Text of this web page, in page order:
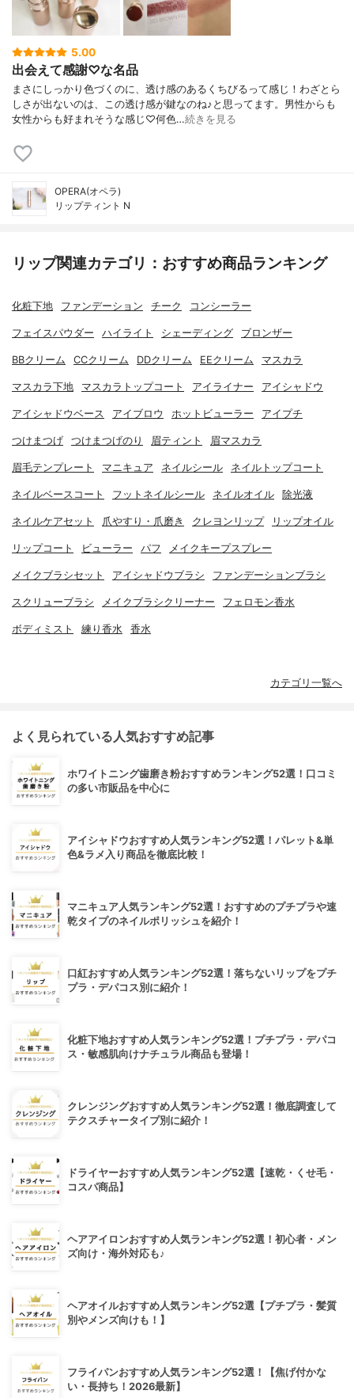
5.00
出会えて感謝♡な名品
まさにしっかり色づくのに、透け感のあるくちびるって感じ！わざとら
しさが出ないのは、この透け感が鍵なのね♪と思ってます。男性からも
女性からも好まれそうな感じ♡何色…続きを見る
OPERA(オペラ)
リップティント N
リップ関連カテゴリ：おすすめ商品ランキング
化粧下地 ファンデーション チーク コンシーラー
フェイスパウダー ハイライト シェーディング ブロンザー
BBクリーム CCクリーム DDクリーム EEクリーム マスカラ
マスカラ下地 マスカラトップコート アイライナー アイシャドウ
アイシャドウベース アイブロウ ホットビューラー アイプチ
つけまつげ つけまつげのり 眉ティント 眉マスカラ
眉毛テンプレート マニキュア ネイルシール ネイルトップコート
ネイルベースコート フットネイルシール ネイルオイル 除光液
ネイルケアセット 爪やすり・爪磨き クレヨンリップ リップオイル
リップコート ビューラー パフ メイクキープスプレー
メイクブラシセット アイシャドウブラシ ファンデーションブラシ
スクリューブラシ メイクブラシクリーナー フェロモン香水
ボディミスト 練り香水 香水
カテゴリ一覧へ
よく見られている人気おすすめ記事
ホワイトニング歯磨き粉おすすめランキング52選！口コミ
の多い市販品を中心に
アイシャドウおすすめ人気ランキング52選！パレット&単
色&ラメ入り商品を徹底比較！
マニキュア人気ランキング52選！おすすめのプチプラや速
乾タイプのネイルポリッシュを紹介！
口紅おすすめ人気ランキング52選！落ちないリップをプチ
プラ・デパコス別に紹介！
化粧下地おすすめ人気ランキング52選！プチプラ・デパコ
ス・敏感肌向けナチュラル商品も登場！
クレンジングおすすめ人気ランキング52選！徹底調査して
テクスチャータイプ別に紹介！
ドライヤーおすすめ人気ランキング52選【速乾・くせ毛・
コスパ商品】
ヘアアイロンおすすめ人気ランキング52選！初心者・メン
ズ向け・海外対応も♪
ヘアオイルおすすめ人気ランキング52選【プチプラ・髪質
別やメンズ向けも！】
フライパンおすすめ人気ランキング52選！【焦げ付かな
い・長持ち！2026最新】